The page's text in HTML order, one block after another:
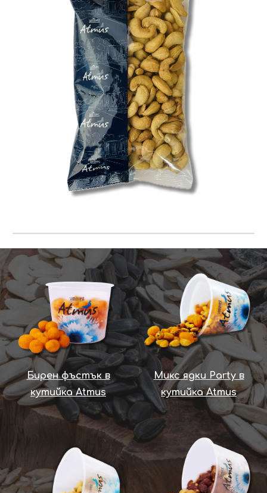
Бирен фъстък в
кутийка Atmus
Микс ядки Party в
кутийка Atmus